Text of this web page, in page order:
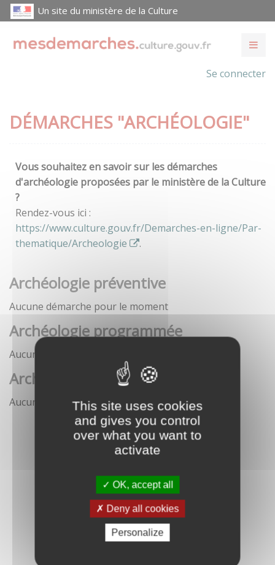
This site uses cookies
and gives you control
over what you want to
activate
OK, accept all
Deny all cookies
Personalize
Un site du ministère de la Culture
Se connecter
DÉMARCHES "ARCHÉOLOGIE"
Vous souhaitez en savoir sur les démarches
d'archéologie proposées par le ministère de la Culture
?
Rendez-vous ici :
https://www.culture.gouv.fr/Demarches-en-ligne/Par-
thematique/Archeologie
.
Archéologie préventive
Aucune démarche pour le moment
Archéologie programmée
Aucune démarche pour le moment
Archéologie sous-marine
Aucune démarche pour le moment